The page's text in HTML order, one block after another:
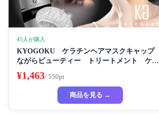
45人が購入
KYOGOKU ケラチンヘアマスクキャップ
ながらビューティー トリートメント ケラ
チン 保湿
¥1,463/ 550pt
商品を見る →